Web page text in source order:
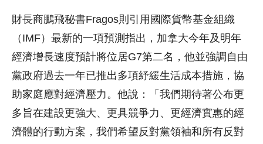
財長商鵬飛秘書Fragos則引用國際貨幣基金組織
（IMF）最新的一項預測指出，加拿大今年及明年
經濟增長速度預計將位居G7第二名，他並強調自由
黨政府過去一年已推出多項紓緩生活成本措施，協
助家庭應對經濟壓力。他說：「我們期待著公布更
多旨在建設更強大、更具競爭力、更經濟實惠的經
濟體的行動方案，我們希望反對黨領袖和所有反對